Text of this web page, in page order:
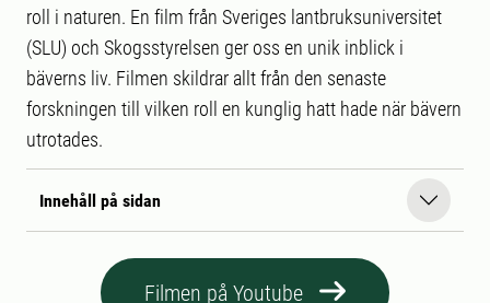
roll i naturen. En film från Sveriges lantbruksuniversitet
(SLU) och Skogsstyrelsen ger oss en unik inblick i
bäverns liv. Filmen skildrar allt från den senaste
forskningen till vilken roll en kunglig hatt hade när bävern
utrotades.
Innehåll på sidan
Filmen på Youtube